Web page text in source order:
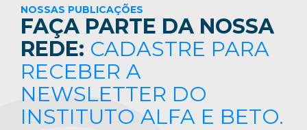
NOSSAS PUBLICAÇÕES
FAÇA PARTE DA NOSSA
REDE: CADASTRE PARA
RECEBER A
NEWSLETTER DO
INSTITUTO ALFA E BETO.